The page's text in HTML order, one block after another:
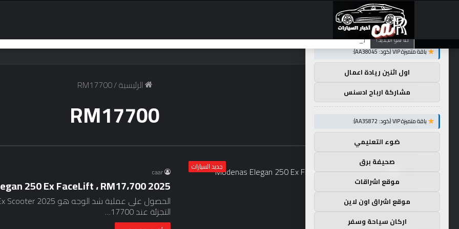
ما هو الجديد؟ تضع شركة BMW منافستها من الفئة G في حالة انتظار مع وصول الرياح المعاكسة في الصين إلى موطنها
الرئيسية/
RM17700
RM17700
جديد السيارات caar
2025 Modenas Elegan 250 Ex FaceLift ، RM17،700
التجزئة عند 17700…
توصيات :
باقة متميزة VIP (كود: AA38045):
اول اثنين ريادة اعمال
مشاركة ارباح ادسنس
باقة متميزة VIP (كود: AA35872):
ضوء التعليمي
صحيفة برق
موقع اشراقات
موقع اشراق اون لاين
اركان سياحة وسفر